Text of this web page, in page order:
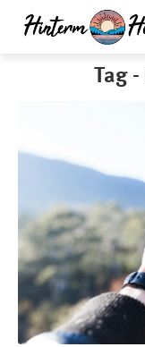
Tag